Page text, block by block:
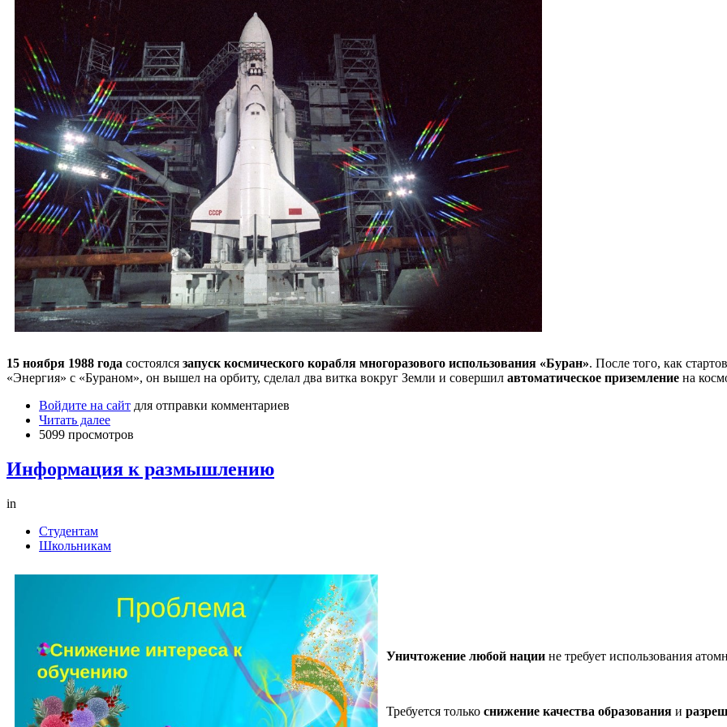
15 ноября 1988 года состоялся запуск космического корабля многоразового использования «Буран». После того, как
«Энергия» с «Бураном», он вышел на орбиту, сделал два витка вокруг Земли и совершил автоматическое приземление на
Войдите на сайт для отправки комментариев
Читать далее
5099 просмотров
Информация к размышлению
in
Студентам
Школьникам
Уничтожение любой нации не требует использования
Требуется только снижение качества образования и